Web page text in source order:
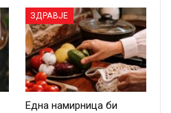
ЗДРАВЈЕ
Една намирница би